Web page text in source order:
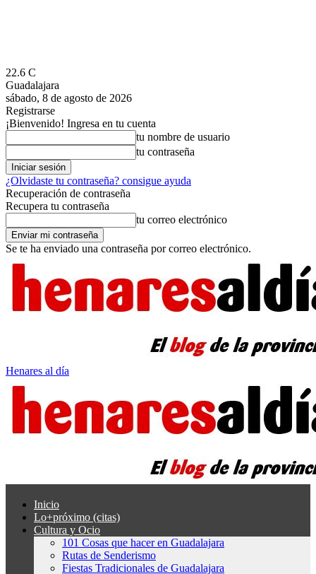
22.6 C
Guadalajara
sábado, 8 de agosto de 2026
Registrarse
¡Bienvenido! Ingresa en tu cuenta
tu nombre de usuario
tu contraseña
¿Olvidaste tu contraseña? consigue ayuda
Recuperación de contraseña
Recupera tu contraseña
tu correo electrónico
Se te ha enviado una contraseña por correo electrónico.
Henares al día
Inicio
Lo+próximo (citas)
Cultura y Ocio
101 Cosas que hacer en Guadalajara
Rutas de Senderismo
Fiestas Tradicionales de Guadalajara